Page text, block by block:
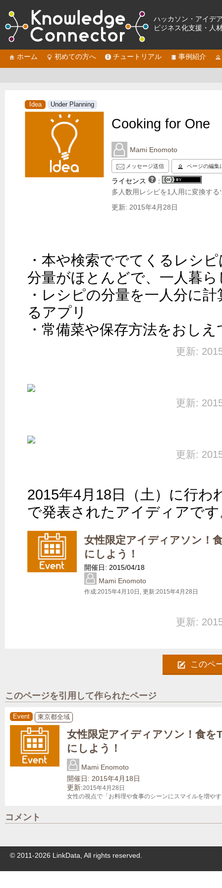
ハッカソン・アイデ
ビジネス化支援・人
ホーム 初めての方へ チュートリアル 事例紹介
Idea Under Planning
Cooking for One
Mami Enomoto
メッセージ送信 ページの編集
ライセンス
:
多人数用レシピを1人用に変換する
更新: 2015年4月28日
・本や検索ででてくるレシ
分量がほとんどで、一人暮
・レシピの分量を一人分に
るアプリ
・常備菜や保存方法をおし
更新:
更新:
更新:
2015年4月18日（土）に行わ
で発表されたアイディアで
女性限定アイディアソン！
にしよう！
開催日: 2015/04/18
Mami Enomoto
作成:2015年4月10日 , 更新:2015年4月28日
更新:
このペ
このページを引用して作られたページ
Event 東京都全域
女性限定アイディアソン！食を
にしよう！
Mami Enomoto
開催日: 2015年4月18日
更新:2015年4月28日
女性の視点で「お料理や食事のシーンにスマイルを増や
コメント
© 2011-2026 LinkData, All rights reserved.